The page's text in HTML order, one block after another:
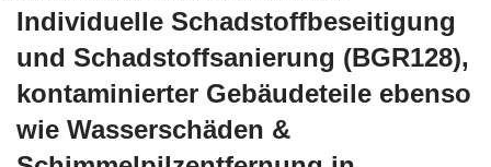
Individuelle Schadstoffbeseitigung
und Schadstoffsanierung (BGR128),
kontaminierter Gebäudeteile ebenso
wie Wasserschäden &